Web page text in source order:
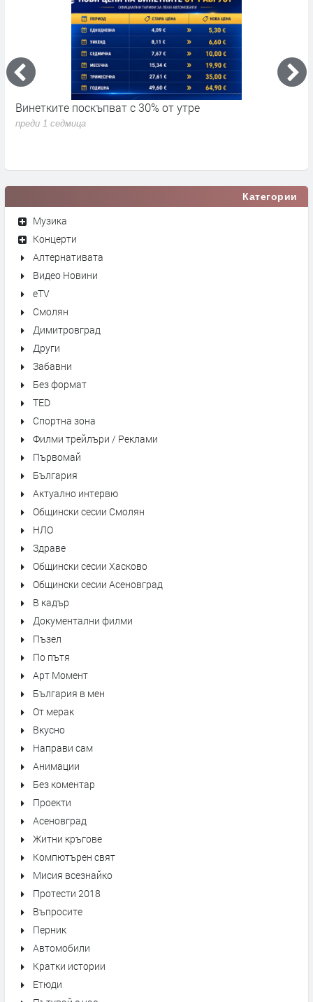
Винетките поскъпват с 30% от утре
преди 1 седмица
Категории
Музика
Концерти
Алтернативата
Видео Новини
eTV
Смолян
Димитровград
Други
Забавни
Без формат
TED
Спортна зона
Филми трейлъри / Реклами
Първомай
България
Актуално интервю
Общински сесии Смолян
НЛО
Здраве
Общински сесии Хасково
Общински сесии Асеновград
В кадър
Документални филми
Пъзел
По пътя
Арт Момент
България в мен
От мерак
Вкусно
Направи сам
Анимации
Без коментар
Проекти
Асеновград
Житни кръгове
Компютърен свят
Мисия всезнайко
Протести 2018
Въпросите
Перник
Автомобили
Кратки истории
Етюди